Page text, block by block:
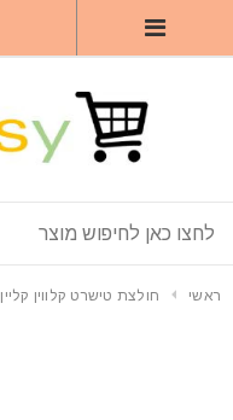
ראשי חולצת טישרט קלווין קליין Calvin Klein